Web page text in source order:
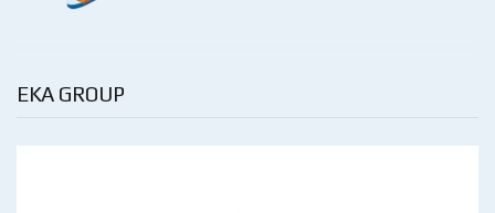
EKA GROUP